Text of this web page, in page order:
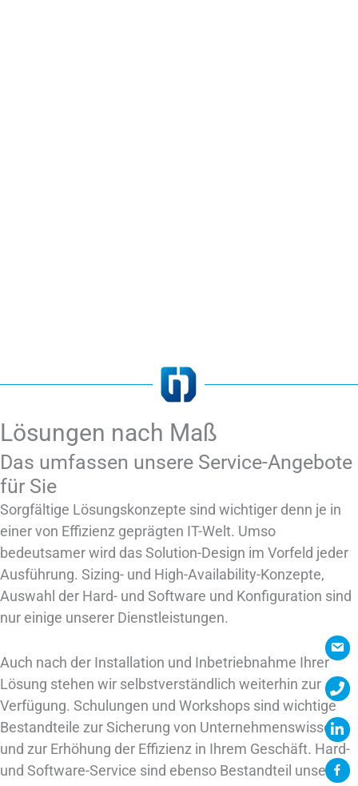
Lösungen nach Maß
Das umfassen unsere Service-Angebote
für Sie
Sorgfältige Lösungskonzepte sind wichtiger denn je in
einer von Effizienz geprägten IT-Welt. Umso
bedeutsamer wird das Solution-Design im Vorfeld jeder
Ausführung. Sizing- und High-Availability-Konzepte,
Auswahl der Hard- und Software und Konfiguration sind
nur einige unserer Dienstleistungen.
Auch nach der Installation und Inbetriebnahme Ihrer
Lösung stehen wir selbstverständlich weiterhin zur
Verfügung. Schulungen und Workshops sind wichtige
Bestandteile zur Sicherung von Unternehmenswissen
und zur Erhöhung der Effizienz in Ihrem Geschäft. Hard-
und Software-Service sind ebenso Bestandteil unserer